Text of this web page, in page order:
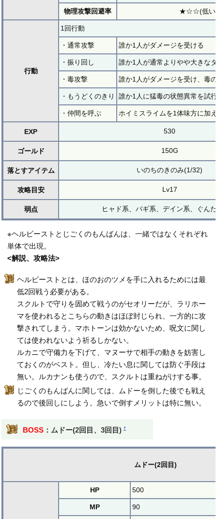
物理攻撃回避率 ★☆☆(低い
行動
1回行動
・通常攻撃 誰か1人がダメージを受ける
・振り回し 誰か1人が通常よりやや大きな
・毒攻撃 誰か1人がダメージを受け、毒
・もうどくのきり 誰か1人に猛毒の状態異常を試
・仲間を呼ぶ ホイミスライムを1体味方に加
EXP 530
ゴールド 150G
落とすアイテム いのちのきのみ(1/32)
攻略目安 Lv17
弱点 ヒャド系、バギ系、デイン系、ぐん
※ヘルビーストとじごくのもんばんは、一緒ではなくそれぞれ
単体で出現。
<解説、攻略法>
ヘルビーストとは、ほのおのツメを手に入れるためには最
低2回戦う必要がある。
スクルトで守りを固めて戦うのがセオリーだが、ラリホー
マを使われるとこちらの動きはほぼ封じられ、一方的に攻
撃されてしまう。マホトーンは効かないため、呪文に関し
ては使われないよう祈るしかない。
ルカニで守備力を下げて、マヌーサで相手の動きを妨害し
ておくのがベスト。但し、冷たい息に関しては防ぐ手段は
無い。ルカナンも使うので、スクルトは重ねがけする事。
じごくのもんばんに関しては、ムドーを倒した後でも戦え
るので後回しにしよう。急いで倒すメリットは特に無い。
BOSS：ムドー(2回目、3回目) †
ムドー(2回目)
HP 500
MP 90